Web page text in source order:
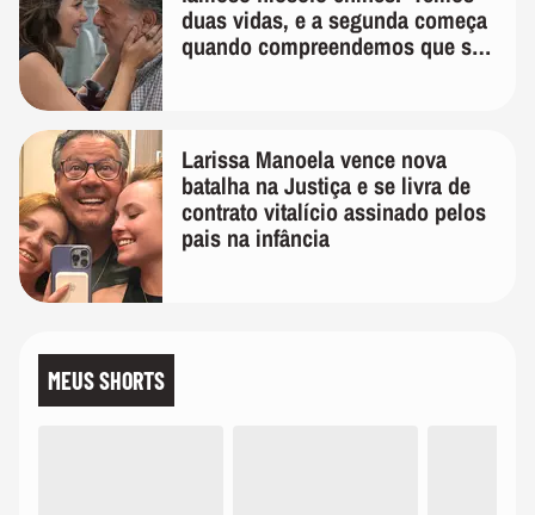
duas vidas, e a segunda começa
quando compreendemos que só
Larissa Manoela vence nova
batalha na Justiça e se livra de
contrato vitalício assinado pelos
pais na infância
MEUS SHORTS